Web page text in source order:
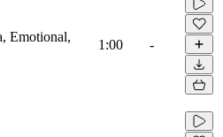
Emotional,
1:00 -